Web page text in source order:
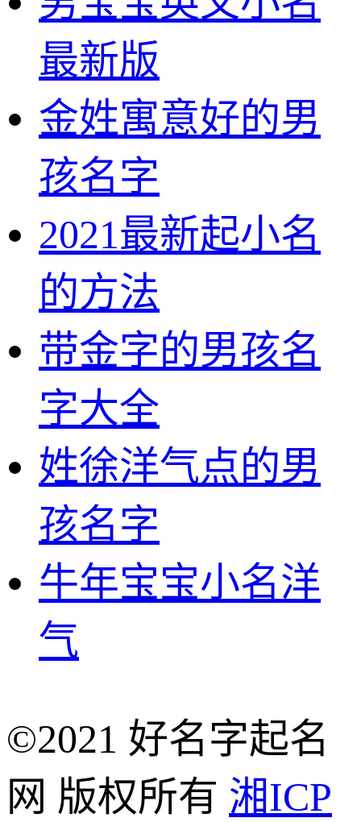
最新版
金姓寓意好的男
孩名字
2021最新起小名
的方法
带金字的男孩名
字大全
姓徐洋气点的男
孩名字
牛年宝宝小名洋
气
©2021 好名字起名
网 版权所有 湘ICP